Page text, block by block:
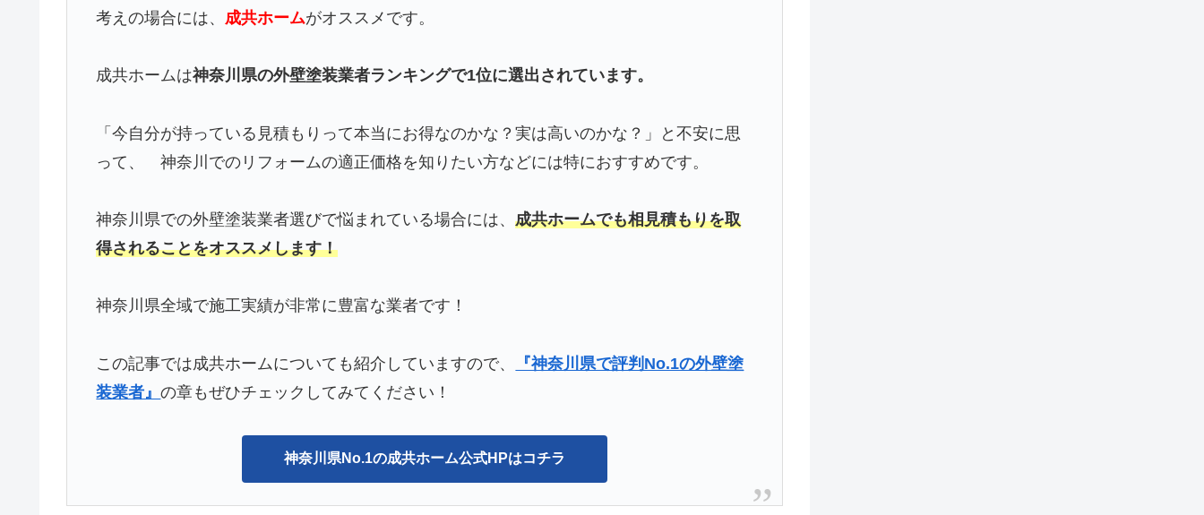
考えの場合には、 成共ホームがオススメです。
成共ホームは神奈川県の外壁塗装業者ランキングで1位に選出されています。
「今自分が持っている見積もりって本当にお得なのかな？実は高いのかな？」と不安に思
って、 神奈川でのリフォームの適正価格を知りたい方などには特におすすめです。
神奈川県での外壁塗装業者選びで悩まれている場合には、成共ホームでも相見積もりを取
得されることをオススメします！
神奈川県全域で施工実績が非常に豊富な業者です！
この記事では成共ホームについても紹介していますので、
『神奈川県で評判No.1の外壁塗
装業者』の章もぜひチェックしてみてください！
神奈川県No.1の成共ホーム公式HPはコチラ